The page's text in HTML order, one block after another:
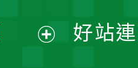
開
好站